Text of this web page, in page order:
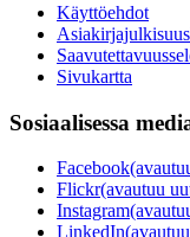
Käyttöehdot
Sivukartta
Sosiaalisessa
Facebook
Flickr(avautuu
Instagram
LinkedIn